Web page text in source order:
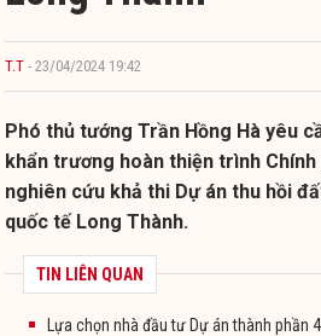
T.T - 23/04/2024 19:42
Phó thủ tướng Trần Hồng Hà yêu
khẩn trương hoàn thiện trình
nghiên cứu khả thi Dự án thu hồi
quốc tế Long Thành.
TIN LIÊN QUAN
Lựa chọn nhà đầu tư Dự án thành